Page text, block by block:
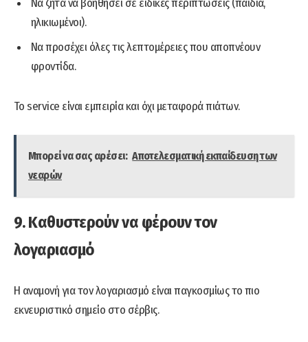
Να ζητά να βοηθήσει σε ειδικές περιπτώσεις (παιδιά,
ηλικιωμένοι).
Να προσέχει όλες τις λεπτομέρειες που αποπνέουν
φροντίδα.
Το service είναι εμπειρία και όχι μεταφορά πιάτων.
Μπορεί να σας αρέσει: Αποτελεσματική εκπαίδευση των
νεαρών
9. Καθυστερούν να φέρουν τον
λογαριασμό
Η αναμονή για τον λογαριασμό είναι παγκοσμίως το πιο
εκνευριστικό σημείο στο σέρβις.